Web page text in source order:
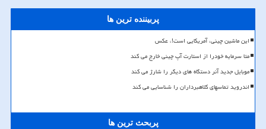
پربیننده ترین ها
این ماشین چینی، آمریکایی است!، عکس
متا سرمایه خودرا از استارت آپ چینی خارج می کند
موبایل جدید آنر دستگاه های دیگر را شارژ می کند
اندروید تماسهای کلاهبرداران را شناسایی می کند
پربحث ترین ها